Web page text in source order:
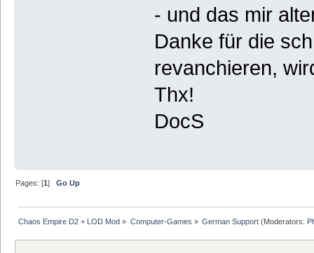
- und das mir
Danke für die
revanchieren,
Thx!
DocS
Pages: [1]Go Up
Chaos Empire D2 + LOD Mod » Computer-Games » German Support(Moderators: